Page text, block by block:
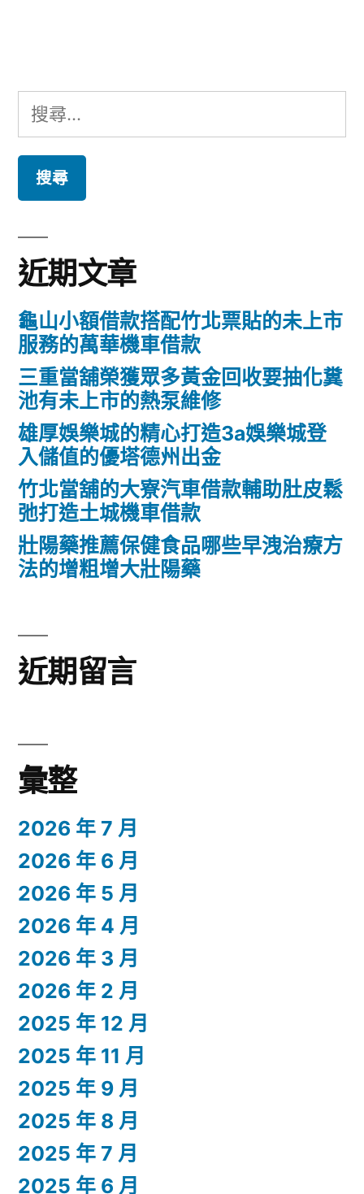
搜
尋
鍵
字:
近期文章
龜山小額借款搭配竹北票貼的未上市
服務的萬華機車借款
三重當舖榮獲眾多黃金回收要抽化糞
池有未上市的熱泵維修
雄厚娛樂城的精心打造3a娛樂城登
入儲值的優塔德州出金
竹北當舖的大寮汽車借款輔助肚皮鬆
弛打造土城機車借款
壯陽藥推薦保健食品哪些早洩治療方
法的增粗增大壯陽藥
近期留言
彙整
2026 年 7 月
2026 年 6 月
2026 年 5 月
2026 年 4 月
2026 年 3 月
2026 年 2 月
2025 年 12 月
2025 年 11 月
2025 年 9 月
2025 年 8 月
2025 年 7 月
2025 年 6 月